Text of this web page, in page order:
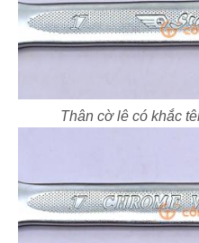
Thân cờ lê có khắc